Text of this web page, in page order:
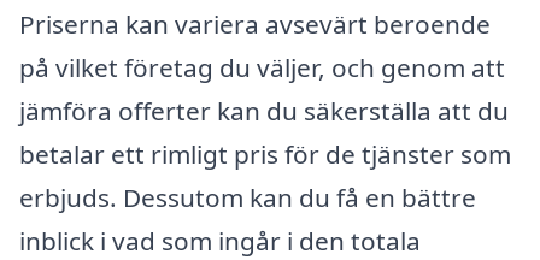
Priserna kan variera avsevärt beroende
på vilket företag du väljer, och genom att
jämföra offerter kan du säkerställa att du
betalar ett rimligt pris för de tjänster som
erbjuds. Dessutom kan du få en bättre
inblick i vad som ingår i den totala